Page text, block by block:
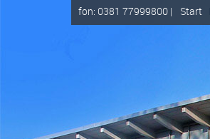
fon: 0381 77999800 | Start